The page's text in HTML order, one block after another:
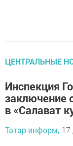
ЦЕНТРАЛЬНЫЕ
Инспекция
заключение
в «Салават
Татар-информ, 17